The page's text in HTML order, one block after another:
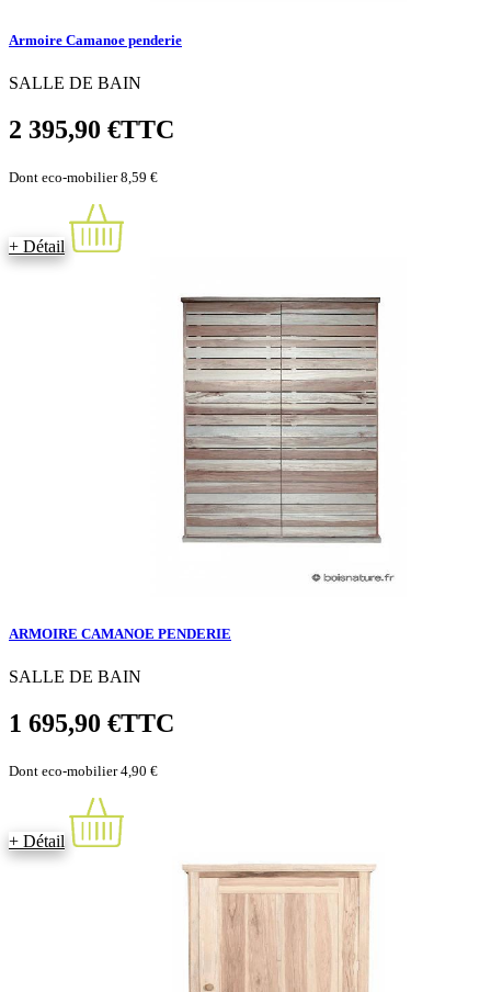
Armoire Camanoe penderie
SALLE DE BAIN
2 395,90 €TTC
Dont eco-mobilier 8,59 €
+ Détail
ARMOIRE CAMANOE PENDERIE
SALLE DE BAIN
1 695,90 €TTC
Dont eco-mobilier 4,90 €
+ Détail